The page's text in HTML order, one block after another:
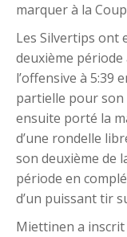
marquer à la
Les Silvertips ont
deuxième période
l’offensive à 5:39
partielle pour
ensuite porté la
d’une rondelle
son deuxième de
période en
d’un puissant tir
Miettinen a